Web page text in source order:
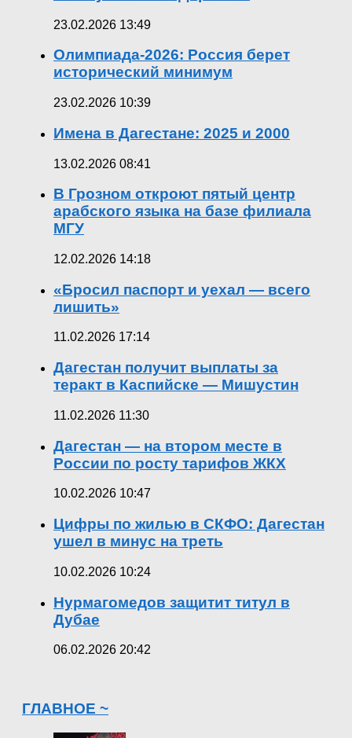
23.02.2026 13:49
Олимпиада-2026: Россия берет
исторический минимум
23.02.2026 10:39
Имена в Дагестане: 2025 и 2000
13.02.2026 08:41
В Грозном откроют пятый центр
арабского языка на базе филиала
МГУ
12.02.2026 14:18
«Бросил паспорт и уехал — всего
лишить»
11.02.2026 17:14
Дагестан получит выплаты за
теракт в Каспийске — Мишустин
11.02.2026 11:30
Дагестан — на втором месте в
России по росту тарифов ЖКХ
10.02.2026 10:47
Цифры по жилью в СКФО: Дагестан
ушел в минус на треть
10.02.2026 10:24
Нурмагомедов защитит титул в
Дубае
06.02.2026 20:42
ГЛАВНОЕ ~